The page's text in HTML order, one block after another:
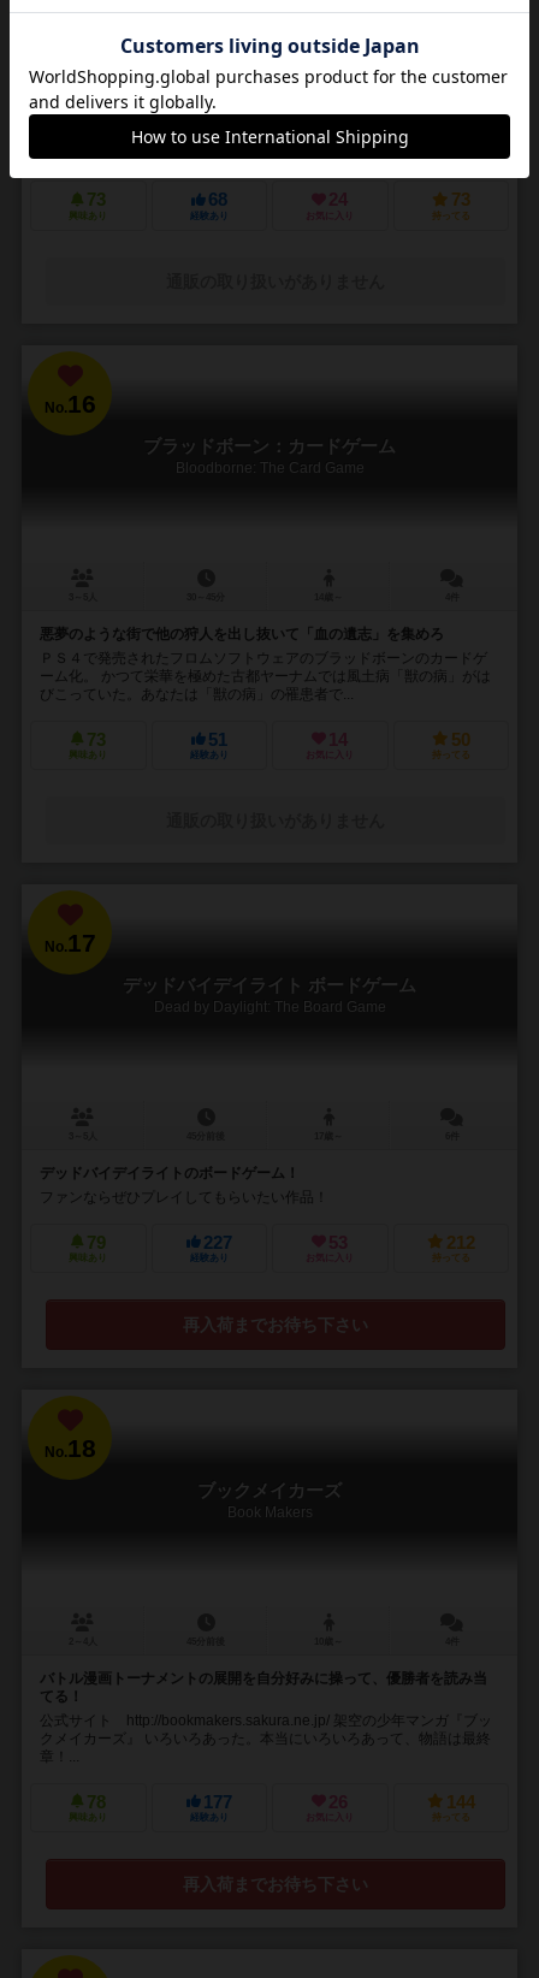
14歳～
木製駒の手触りに 中二心をくすぐる世界観 立体的に展開していく盤面
幅広い戦術 ！！
雷轟【-山吹-】は… ポーカーや麻雀のように役を作りポイントを競う
セットコレクションゲームです。 役を成立させる為には木駒を積み、
73
興味あり
68
経験あり
24
お気に入り
73
持ってる
No. 16
ブラッドボーン：カードゲーム
Bloodborne: The Card Game
悪夢のような街で他の狩人を出し抜いて「血の遺志」を集めろ
ＰＳ４で発売されたフロムソフトウェアのブラッドボーンのカードゲ
ーム化。 かつて栄華を極めた古都ヤーナムでは風土病「獣の病」がは
びこっていた。あなたは「獣の病」の罹患者で...
73
興味あり
51
経験あり
14
お気に入り
50
持ってる
No.17
デッドバイデイライト ボードゲーム
Dead by Daylight: The Board Game
デッドバイデイライトのボードゲーム！
ファンならぜひプレイしてもらいたい作品！
79
興味あり
227
経験あり
53
お気に入り
212
持ってる
再入荷までお待ち下さい
No.18
ブックメイカーズ
Book Makers
バトル漫画トーナメントの展開を自分好みに操って、優勝者を読み当
てる！
公式サイト http://bookmakers.sakura.ne.jp/ 架空の少年マンガ『ブッ
クメイカーズ』 いろいろあった。本当にいろいろあって、物語は最終
章！...
78
興味あり
177
経験あり
26
お気に入り
144
持ってる
再入荷までお待ち下さい